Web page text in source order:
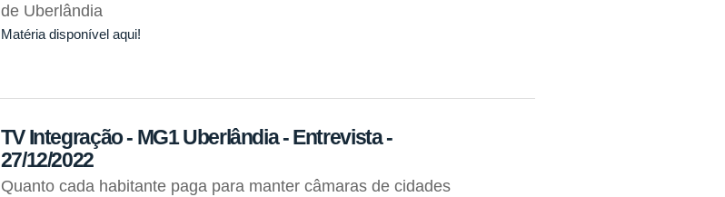
de Uberlândia
Matéria disponível aqui!
TV Integração - MG1 Uberlândia - Entrevista -
27/12/2022
Quanto cada habitante paga para manter câmaras de cidades